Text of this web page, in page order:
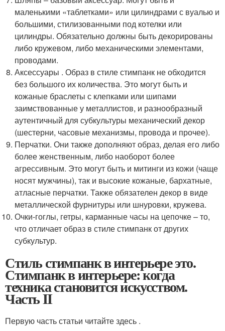
маленькими «таблетками» или цилиндрами с вуалью и
большими, стилизованными под котелки или
цилиндры. Обязательно должны быть декорированы
либо кружевом, либо механическими элементами,
проводами.
Аксессуары . Образ в стиле стимпанк не обходится
без большого их количества. Это могут быть и
кожаные браслеты с клепками или шипами
заимствованные у металлистов, и разнообразный
аутентичный для субкультуры механический декор
(шестерни, часовые механизмы, провода и прочее).
Перчатки. Они также дополняют образ, делая его либо
более женственным, либо наоборот более
агрессивным. Это могут быть и митинги из кожи (чаще
носят мужчины), так и высокие кожаные, бархатные,
атласные перчатки. Также обязателен декор в виде
металлической фурнитуры или шнуровки, кружева.
Очки-гоглы, гетры, карманные часы на цепочке – то,
что отличает образ в стиле стимпанк от других
субкультур.
Стиль стимпанк в интерьере это.
Стимпанк в интерьере: когда
техника становится искусством.
Часть II
Первую часть статьи читайте здесь .